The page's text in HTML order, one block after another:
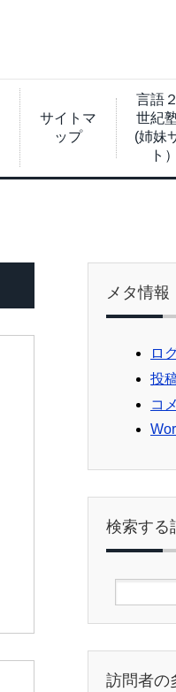
サイトマ
ップ
言語
世紀
(姉妹
ト）
メタ情報
ロ
投
コ
検索する
訪問者の